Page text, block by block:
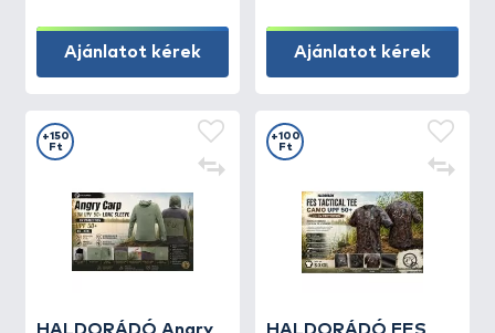
Ajánlatot kérek Ajánlatot kérek
+150
Ft
+100
Ft